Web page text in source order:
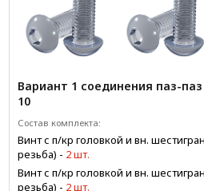
Вариант 1 соединения паз-
10
Состав комплекта:
Винт с п/кр головкой и вн.
резьба) - 2 шт.
Винт с п/кр головкой и вн.
резьба) - 2 шт.